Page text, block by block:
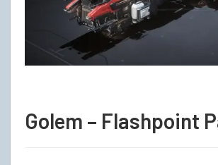
Golem – Flashpoint